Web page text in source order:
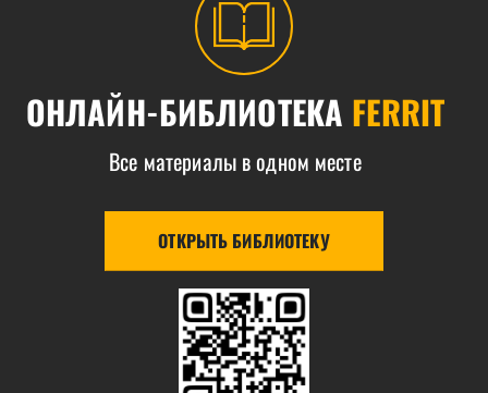
ОНЛАЙН-БИБЛИОТЕКА FERRIT
Все материалы в одном месте
ОТКРЫТЬ БИБЛИОТЕКУ